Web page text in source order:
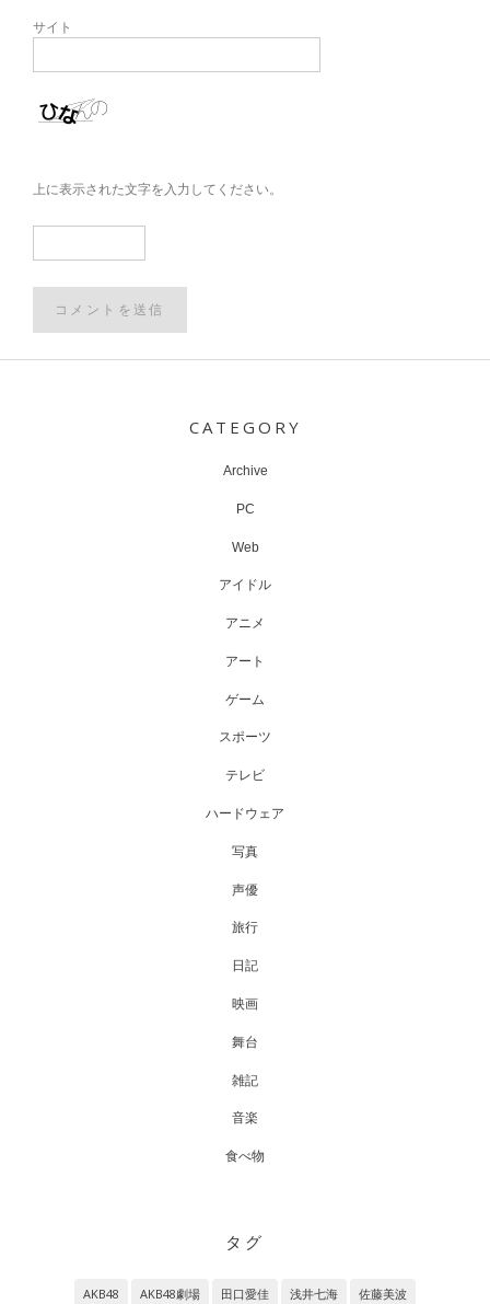
サイト
上に表示された文字を入力してください。
CATEGORY
Archive
PC
Web
アイドル
アニメ
アート
ゲーム
スポーツ
テレビ
ハードウェア
写真
声優
旅行
日記
映画
舞台
雑記
音楽
食べ物
タグ
AKB48 AKB48劇場 田口愛佳 浅井七海
佐藤美波